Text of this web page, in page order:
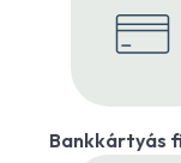
Bankkártyás